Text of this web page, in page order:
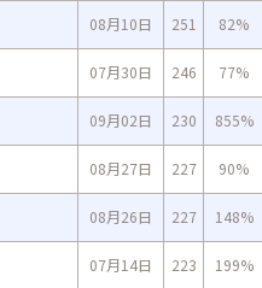
08月10日 251 82%
07月30日 246 77%
09月02日 230 855%
08月27日 227 90%
08月26日 227 148%
07月14日 223 199%